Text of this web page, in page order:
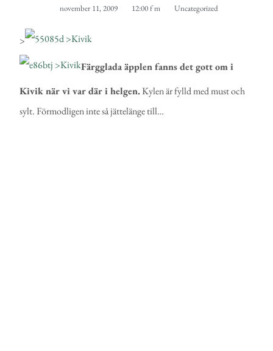
november 11, 2009 12:00 f m Uncategorized
>
Färgglada äpplen fanns det gott om i
Kivik när vi var där i helgen.Kylen är fylld med must och
sylt. Förmodligen inte så jättelänge till…